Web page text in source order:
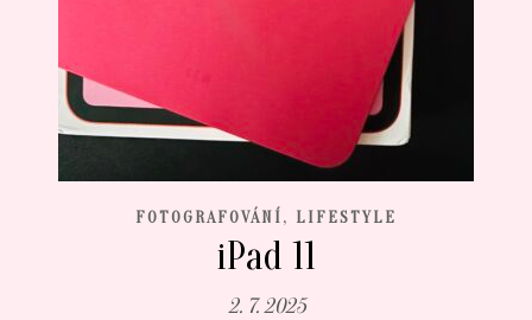
FOTOGRAFOVÁNÍ, LIFESTYLE
iPad 11
2. 7. 2025